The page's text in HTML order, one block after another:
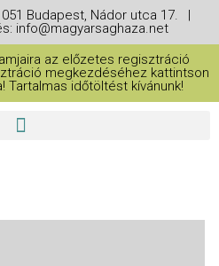
Budapest, Nádor utca 17. |
info@magyarsaghaza.net
az előzetes regisztráció
megkezdéséhez kattintson
Tartalmas időtöltést kívánunk!